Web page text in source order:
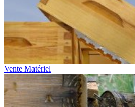
Vente Matériel